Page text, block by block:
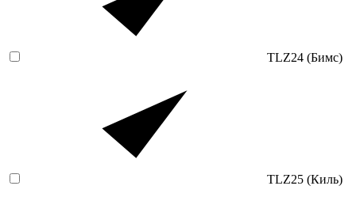
TLZ24 (Бимс)
TLZ25 (Киль)